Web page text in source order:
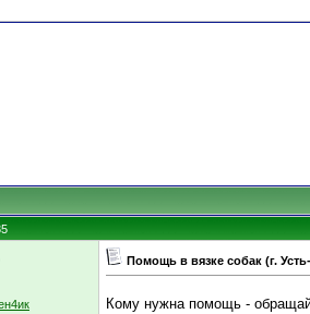
Помощь в вязке собак (г.
Кому нужна помощь -